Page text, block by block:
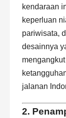
kendaraan
keperluan
pariwisata,
desainnya
jalanan
2.